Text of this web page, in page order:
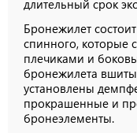
длительный срок
Бронежилет
спинного, которые
плечиками и
бронежилета
установлены
прокрашенные и
бронеэлементы.